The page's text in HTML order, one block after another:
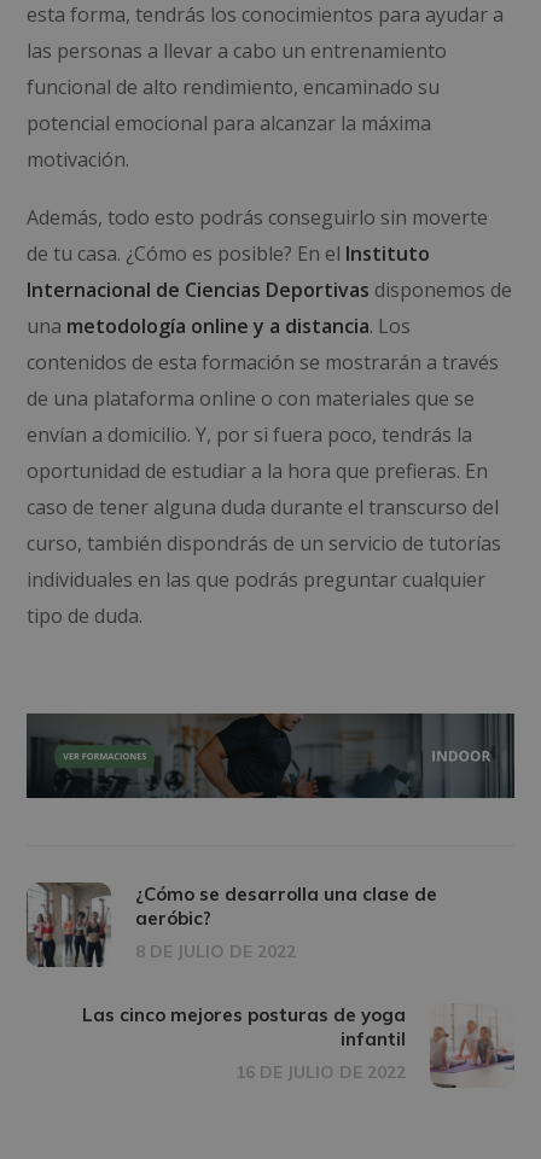
esta forma, tendrás los conocimientos para ayudar a
las personas a llevar a cabo un entrenamiento
funcional de alto rendimiento, encaminado su
potencial emocional para alcanzar la máxima
motivación.
Además, todo esto podrás conseguirlo sin moverte
de tu casa. ¿Cómo es posible? En el Instituto
Internacional de Ciencias Deportivas disponemos de
una metodología online y a distancia. Los
contenidos de esta formación se mostrarán a través
de una plataforma online o con materiales que se
envían a domicilio. Y, por si fuera poco, tendrás la
oportunidad de estudiar a la hora que prefieras. En
caso de tener alguna duda durante el transcurso del
curso, también dispondrás de un servicio de tutorías
individuales en las que podrás preguntar cualquier
tipo de duda.
¿Cómo se desarrolla una clase de
aeróbic?
8 DE JULIO DE 2022
Las cinco mejores posturas de yoga
infantil
16 DE JULIO DE 2022